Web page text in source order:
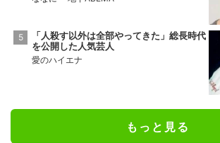
「人殺す以外は全部やってきた」総長時代
を公開した人気芸人
愛のハイエナ
もっと見る